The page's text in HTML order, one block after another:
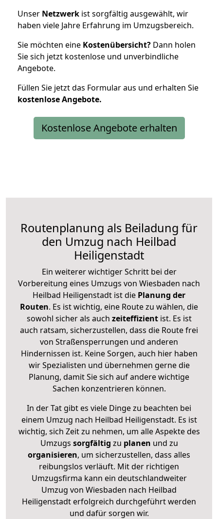
Unser Netzwerk ist sorgfältig ausgewählt, wir
haben viele Jahre Erfahrung im Umzugsbereich.
Sie möchten eine Kostenübersicht? Dann holen
Sie sich jetzt kostenlose und unverbindliche
Angebote.
Füllen Sie jetzt das Formular aus und erhalten Sie
kostenloseAngebote.
Kostenlose Angebote erhalten
Routenplanung als Beiladung für
den Umzug nach Heilbad
Heiligenstadt
Ein weiterer wichtiger Schritt bei der
Vorbereitung eines Umzugs von Wiesbaden nach
Heilbad Heiligenstadt ist die Planung der
Routen. Es ist wichtig, eine Route zu wählen, die
sowohl sicher als auch zeiteffizientist. Es ist
auch ratsam, sicherzustellen, dass die Route frei
von Straßensperrungen und anderen
Hindernissen ist. Keine Sorgen, auch hier haben
wir Spezialisten und übernehmen gerne die
Planung, damit Sie sich auf andere wichtige
Sachen konzentrieren können.
In der Tat gibt es viele Dinge zu beachten bei
einem Umzug nach Heilbad Heiligenstadt. Es ist
wichtig, sich Zeit zu nehmen, um alle Aspekte des
Umzugs sorgfältig zu planen und zu
organisieren, um sicherzustellen, dass alles
reibungslos verläuft. Mit der richtigen
Umzugsfirma kann ein deutschlandweiter
Umzug von Wiesbaden nach Heilbad
Heiligenstadt erfolgreich durchgeführt werden
und dafür sorgen wir.